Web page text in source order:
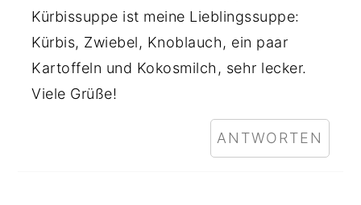
Kürbissuppe ist meine Lieblingssuppe:
Kürbis, Zwiebel, Knoblauch, ein paar
Kartoffeln und Kokosmilch, sehr lecker.
Viele Grüße!
ANTWORTEN